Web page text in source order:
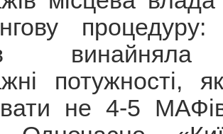
винайняла
потужності,
не 4-5